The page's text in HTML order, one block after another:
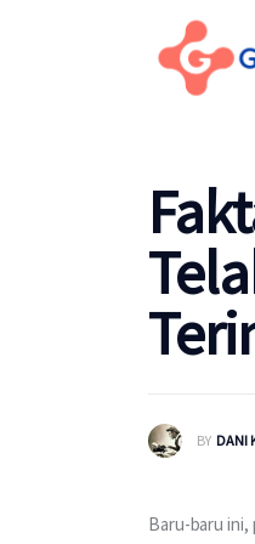
BY DANI
Baru-baru ini,